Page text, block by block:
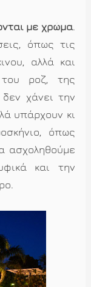
με χρώμα.
όπως τις
αλλά και
ροζ, της
χάνει την
υπάρχουν κι
όπως
ασχοληθούμε
και την